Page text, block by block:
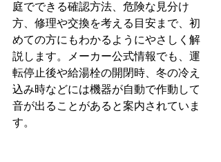
庭でできる確認方法、危険な見分け
方、修理や交換を考える目安まで、初
めての方にもわかるようにやさしく解
説します。メーカー公式情報でも、運
転停止後や給湯栓の開閉時、冬の冷え
込み時などには機器が自動で作動して
音が出ることがあると案内されていま
す。